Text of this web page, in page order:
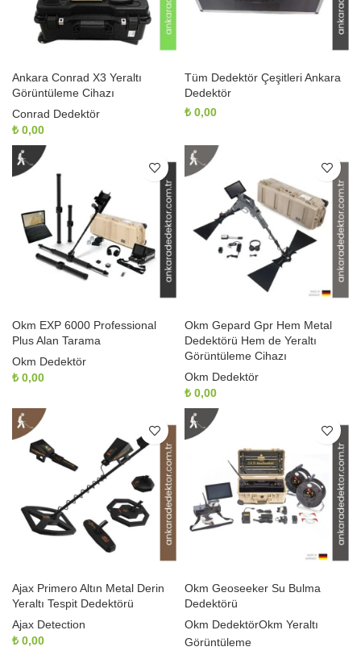
Ankara Conrad X3 Yeraltı
Görüntüleme Cihazı
Conrad Dedektör
₺ 0,00
Tüm Dedektör Çeşitleri Ankara
Dedektör
₺ 0,00
Okm EXP 6000 Professional
Plus Alan Tarama
Okm Dedektör
₺ 0,00
Okm Gepard Gpr Hem Metal
Dedektörü Hem de Yeraltı
Görüntüleme Cihazı
Okm Dedektör
₺ 0,00
Ajax Primero Altın Metal Derin
Yeraltı Tespit Dedektörü
Ajax Detection
₺ 0,00
Okm Geoseeker Su Bulma
Dedektörü
Okm DedektörOkm Yeraltı
Görüntüleme